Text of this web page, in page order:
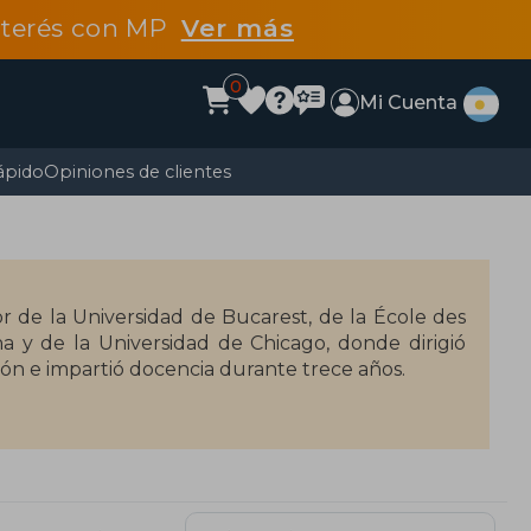
con MP Ver más
0
Mi Cuenta
Opiniones de clientes
de la Universidad de Bucarest, de la École des
y de la Universidad de Chicago, donde dirigió
e impartió docencia durante trece años.
Filosofía del Renacimiento, Mircea Eliade
cuatro años para aprender la lengua
en Francia estuvo cinco años en Lisboa, allí
y con intelectuales de la época como
admiración.